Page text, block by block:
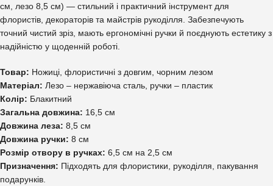
см, лезо 8,5 см) — стильний і практичний інструмент для
флористів, декораторів та майстрів рукоділля. Забезпечують
точний чистий зріз, мають ергономічні ручки й поєднують естетику з
надійністю у щоденній роботі.
Товар: Ножиці, флористичні з довгим, чорним лезом
Матеріал: Лезо – нержавіюча сталь, ручки – пластик
Колір: Блакитний
Загальна довжина: 16,5 см
Довжина леза: 8,5 см
Довжина ручки: 8 см
Розмір отвору в ручках: 6,5 см на 2,5 см
Призначення: Підходять для флористики, рукоділля, пакування
подарунків.